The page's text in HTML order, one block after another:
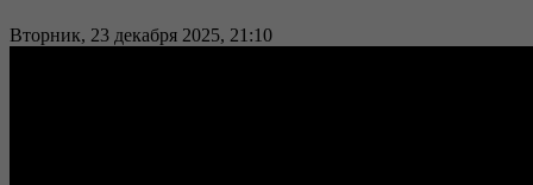
Вторник, 23 декабря 2025, 21:10